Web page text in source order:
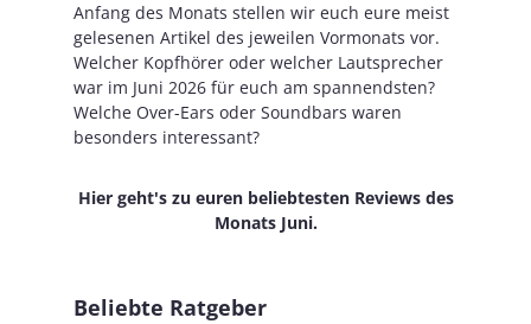
Anfang des Monats stellen wir euch eure meist
gelesenen Artikel des jeweilen Vormonats vor.
Welcher Kopfhörer oder welcher Lautsprecher
war im Juni 2026 für euch am spannendsten?
Welche Over-Ears oder Soundbars waren
besonders interessant?
Hier geht's zu euren beliebtesten Reviews des
Monats Juni.
Beliebte Ratgeber